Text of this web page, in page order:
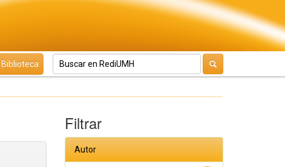
Biblioteca
Filtrar
Autor